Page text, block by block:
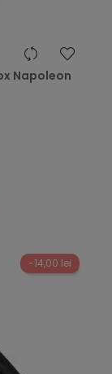
Napoleon
-14,00 lei